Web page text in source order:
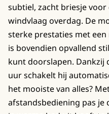
subtiel, zacht briesje
windvlaag overdag. De
sterke prestaties met
is bovendien opvallend
kunt doorslapen.
uur schakelt hij
het mooiste van alles?
afstandsbediening pas je